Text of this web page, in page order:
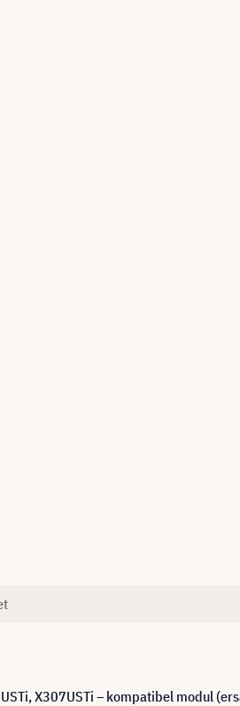
X307USTi – kompatibel modul